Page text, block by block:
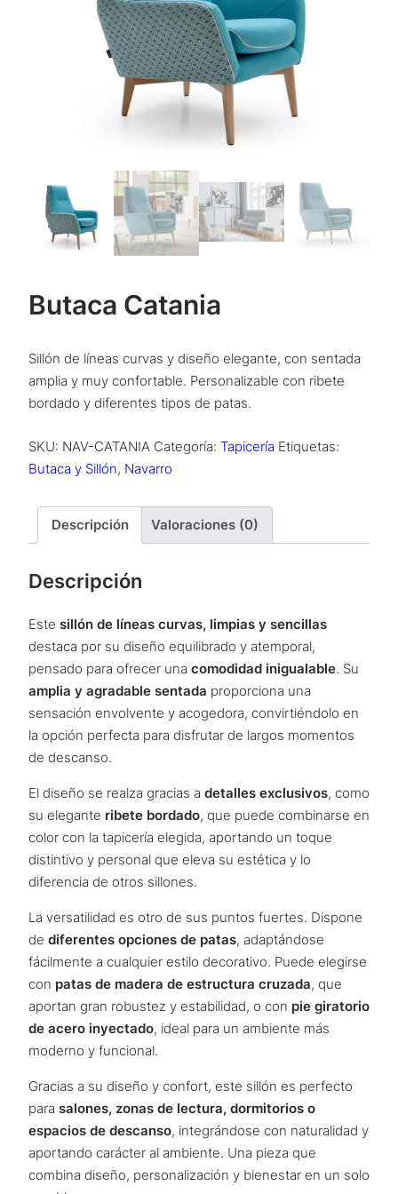
Butaca Catania
Sillón de líneas curvas y diseño elegante, con sentada
amplia y muy confortable. Personalizable con ribete
bordado y diferentes tipos de patas.
SKU: NAV-CATANIA Categoría: Tapicería Etiquetas:
Butaca y Sillón, Navarro
Descripción Valoraciones (0)
Descripción
Este sillón de líneas curvas, limpias y sencillas
destaca por su diseño equilibrado y atemporal,
pensado para ofrecer una comodidad inigualable. Su
amplia y agradable sentada proporciona una
sensación envolvente y acogedora, convirtiéndolo en
la opción perfecta para disfrutar de largos momentos
de descanso.
El diseño se realza gracias a detalles exclusivos, como
su elegante ribete bordado, que puede combinarse en
color con la tapicería elegida, aportando un toque
distintivo y personal que eleva su estética y lo
diferencia de otros sillones.
La versatilidad es otro de sus puntos fuertes. Dispone
de diferentes opciones de patas, adaptándose
fácilmente a cualquier estilo decorativo. Puede elegirse
con patas de madera de estructura cruzada, que
aportan gran robustez y estabilidad, o con pie giratorio
de acero inyectado, ideal para un ambiente más
moderno y funcional.
Gracias a su diseño y confort, este sillón es perfecto
para salones, zonas de lectura, dormitorios o
espacios de descanso, integrándose con naturalidad y
aportando carácter al ambiente. Una pieza que
combina diseño, personalización y bienestar en un solo